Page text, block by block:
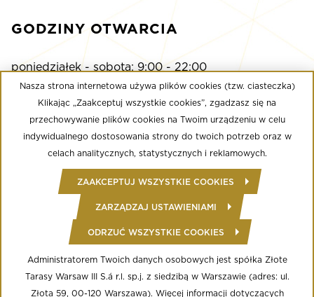
GODZINY OTWARCIA
poniedziałek - sobota: 9:00 - 22:00
niedziela: 9:00 - 21:00
Multikino
poniedziałek - niedziela: 9:00 - do ostatniego seansu
Well Fitness
poniedziałek - niedziela: 24/7
© Copyright 2020 Złote Tarasy
Regulamin Centrum Handlowego
Polityka prywatności
Informacja o przetwarzaniu danych osobowych
Regulamin aplikacji mobilnej
Nasza strona internetowa używa plików cookies (tzw. ciasteczka)
Klikając „Zaakceptuj wszystkie cookies”, zgadzasz się na
przechowywanie plików cookies na Twoim urządzeniu w celu
indywidualnego dostosowania strony do twoich potrzeb oraz w
celach analitycznych, statystycznych i reklamowych.
ZAAKCEPTUJ WSZYSTKIE COOKIES
ZARZĄDZAJ USTAWIENIAMI
ODRZUĆ WSZYSTKIE COOKIES
Administratorem Twoich danych osobowych jest spółka Złote
Tarasy Warsaw III S.á r.l. sp.j. z siedzibą w Warszawie (adres: ul.
Złota 59, 00-120 Warszawa). Więcej informacji dotyczących